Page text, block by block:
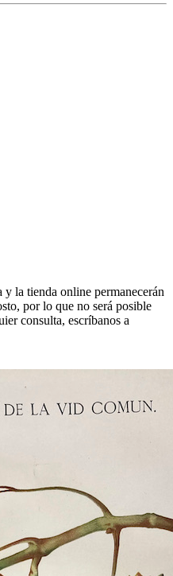
y la tienda online permanecerán
por lo que no será posible
consulta, escríbanos a